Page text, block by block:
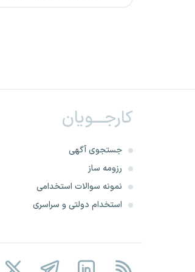
شرکت مهندسی آرین آبخیز
وزارت نیرو
شرکت مهندسی انرژی گستران
کارجـــویان
جستجوی آگهی
رزومه ساز
نمونه سوالات استخدامی
استخدام دولتی و سراسری